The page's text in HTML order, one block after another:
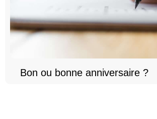
Bon ou bonne anniversaire ?